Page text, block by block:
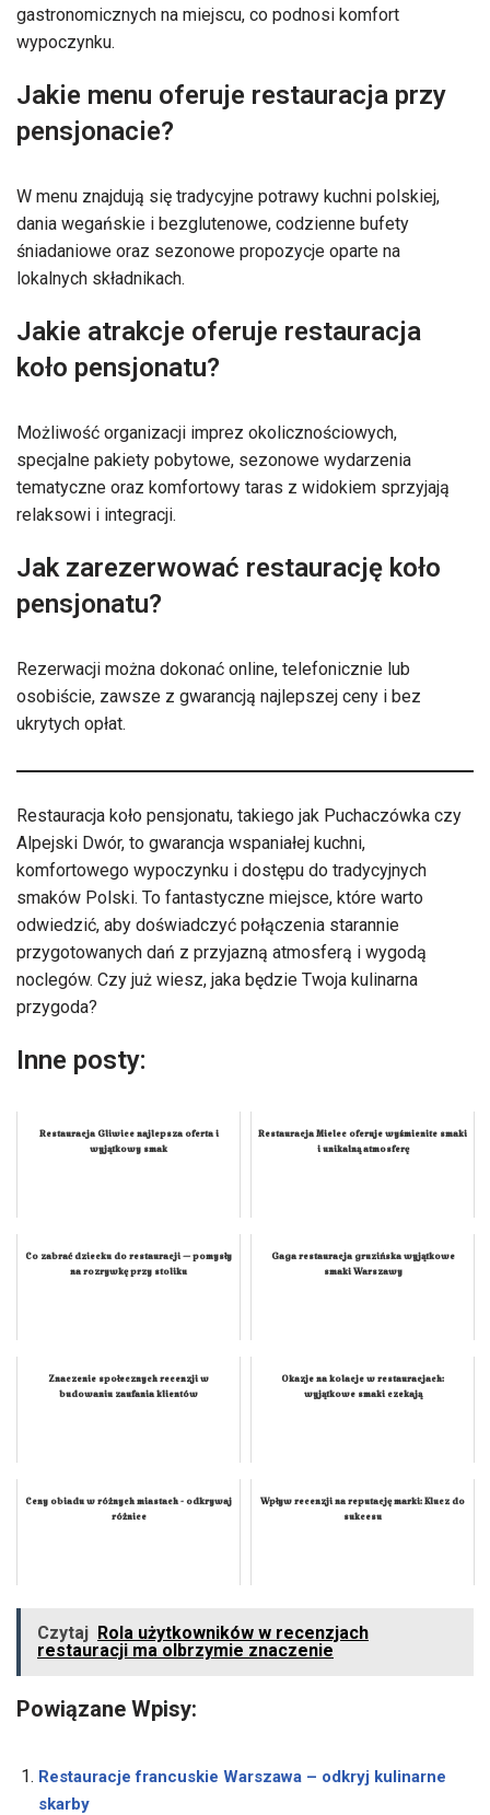
gastronomicznych na miejscu, co podnosi komfort
wypoczynku.
Jakie menu oferuje restauracja przy
pensjonacie?
W menu znajdują się tradycyjne potrawy kuchni polskiej,
dania wegańskie i bezglutenowe, codzienne bufety
śniadaniowe oraz sezonowe propozycje oparte na
lokalnych składnikach.
Jakie atrakcje oferuje restauracja
koło pensjonatu?
Możliwość organizacji imprez okolicznościowych,
specjalne pakiety pobytowe, sezonowe wydarzenia
tematyczne oraz komfortowy taras z widokiem sprzyjają
relaksowi i integracji.
Jak zarezerwować restaurację koło
pensjonatu?
Rezerwacji można dokonać online, telefonicznie lub
osobiście, zawsze z gwarancją najlepszej ceny i bez
ukrytych opłat.
Restauracja koło pensjonatu, takiego jak Puchaczówka czy
Alpejski Dwór, to gwarancja wspaniałej kuchni,
komfortowego wypoczynku i dostępu do tradycyjnych
smaków Polski. To fantastyczne miejsce, które warto
odwiedzić, aby doświadczyć połączenia starannie
przygotowanych dań z przyjazną atmosferą i wygodą
noclegów. Czy już wiesz, jaka będzie Twoja kulinarna
przygoda?
Inne posty:
Restauracja Gliwice najlepsza oferta i
wyjątkowy smak
Restauracja Mielec oferuje wyśmienite smaki
i unikalną atmosferę
Co zabrać dziecku do restauracji — pomysły
na rozrywkę przy stoliku
Gaga restauracja gruzińska wyjątkowe
smaki Warszawy
Znaczenie społecznych recenzji w
budowaniu zaufania klientów
Okazje na kolacje w restauracjach:
wyjątkowe smaki czekają
Ceny obiadu w różnych miastach - odkrywaj
różnice
Wpływ recenzji na reputację marki: Klucz do
sukcesu
Czytaj Rola użytkowników w recenzjach
restauracji ma olbrzymie znaczenie
Powiązane Wpisy:
Restauracje francuskie Warszawa – odkryj kulinarne
skarby